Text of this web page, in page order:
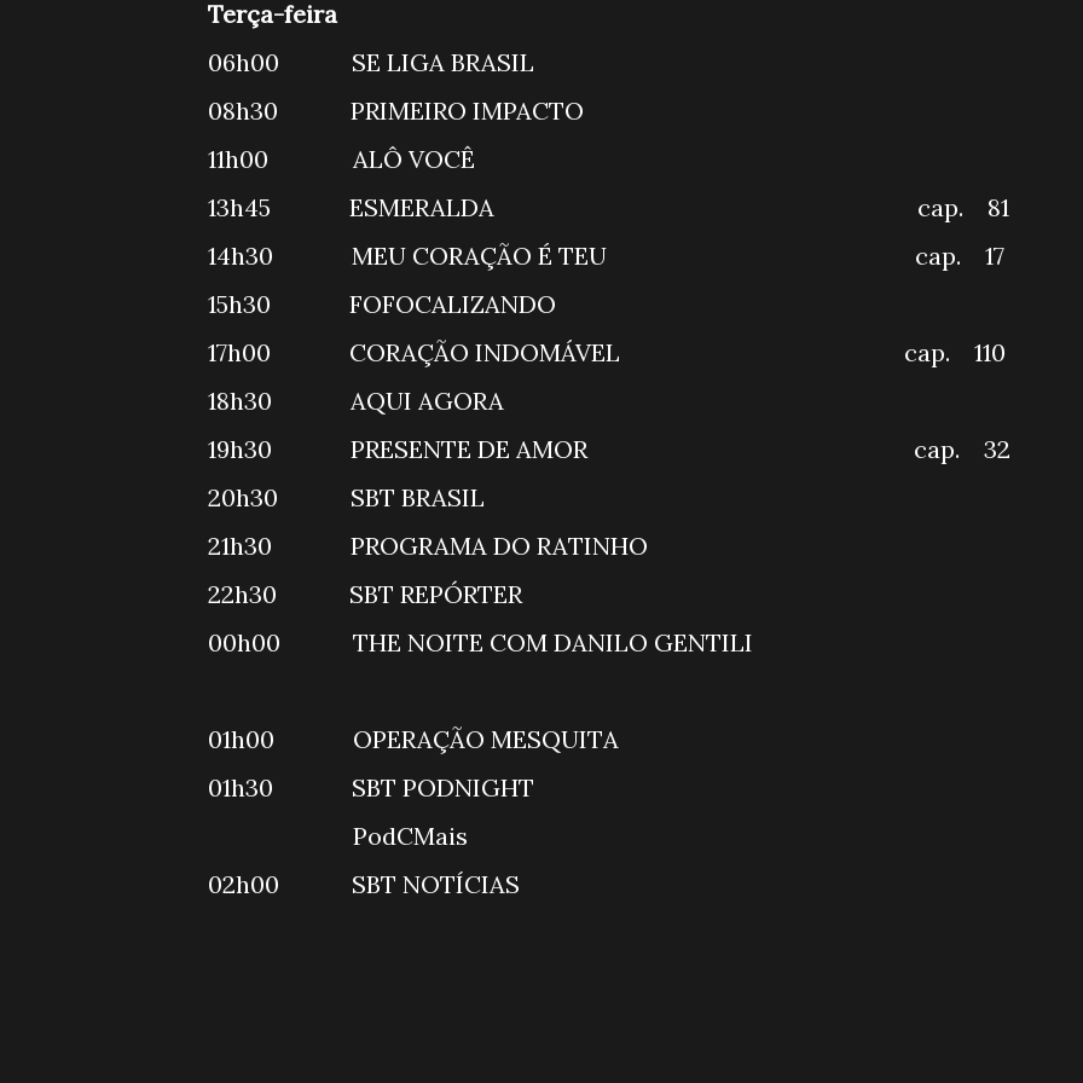
Terça-feira
06h00 SE LIGA BRASIL
08h30 PRIMEIRO IMPACTO
11h00 ALÔ VOCÊ
13h45 ESMERALDA cap. 81
14h30 MEU CORAÇÃO É TEU cap. 17
15h30 FOFOCALIZANDO
17h00 CORAÇÃO INDOMÁVEL cap. 110
18h30 AQUI AGORA
19h30 PRESENTE DE AMOR cap. 32
20h30 SBT BRASIL
21h30 PROGRAMA DO RATINHO
22h30 SBT REPÓRTER
00h00 THE NOITE COM DANILO
01h00 OPERAÇÃO MESQUITA
01h30 SBT PODNIGHT
PodCMais
02h00 SBT NOTÍCIAS